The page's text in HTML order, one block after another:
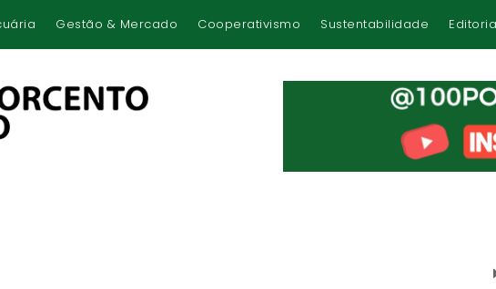
Gestão & Mercado Cooperativismo Sustentabilidade